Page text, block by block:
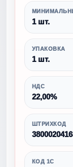
1 шт.
УПАКОВКА
1 шт.
НДС
22,00%
ШТРИХКОД
КОД 1С